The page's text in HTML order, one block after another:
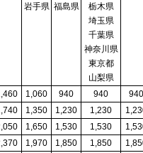
岩手県 福島県
栃木県
埼玉県
千葉県
神奈川県
東京都
山梨県
1,060 940 940 940
1,350 1,230 1,230
1,650 1,530 1,530
1,970 1,850 1,850